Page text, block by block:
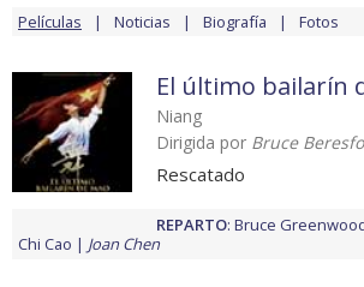
Películas Noticias Biografía Fotos
El último bailarín
Niang
Dirigida por Bruce
Rescatado
REPARTO: Bruce
Chi Cao
Joan Chen